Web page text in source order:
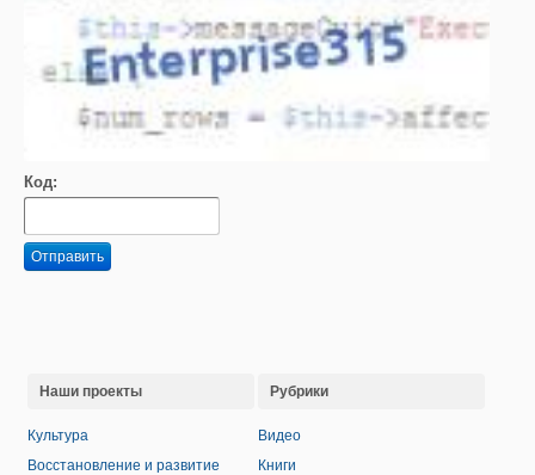
Код:
Отправить
Наши проекты
Культура
Восстановление и развитие
Рубрики
Видео
Книги